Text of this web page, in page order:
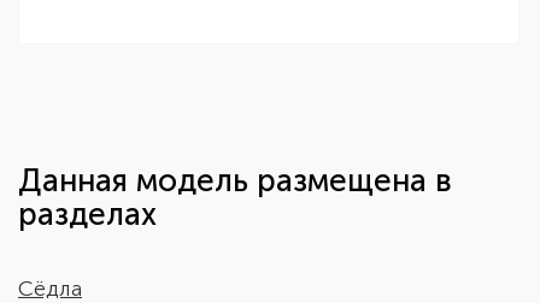
Данная модель размещена в
разделах
Сёдла